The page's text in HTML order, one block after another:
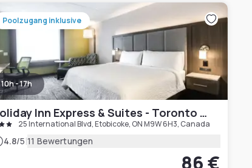
Poolzugang inklusive
10h - 17h
Holiday Inn Express & Suites - Toronto Airport South, an IHG Hotel
25 International Blvd, Etobicoke, ON M9W 6H3, Canada
4.8/5|11 Bewertungen
86 €